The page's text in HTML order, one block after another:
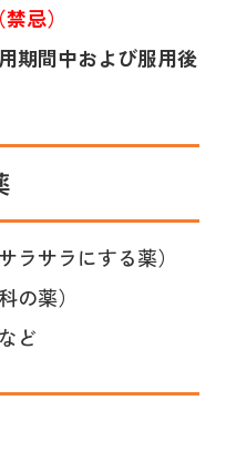
（禁忌）
期間中および服用後
ラサラにする薬）
の薬）
ど